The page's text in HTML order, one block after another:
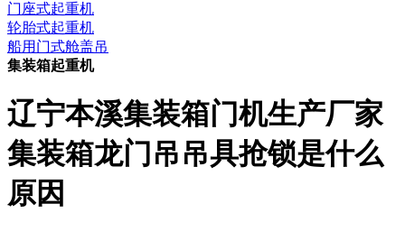
门座式起重机
轮胎式起重机
船用门式舱盖吊
集装箱起重机
辽宁本溪集装箱门机生产厂家
集装箱龙门吊吊具抢锁是什么
原因